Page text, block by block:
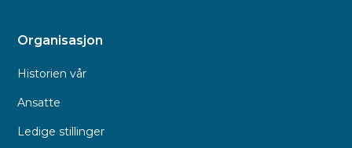
Organisasjon
Historien vår
Ansatte
Ledige stillinger